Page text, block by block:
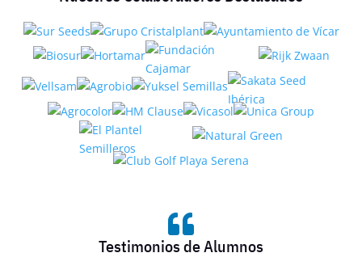

Testimonios de Alumnos